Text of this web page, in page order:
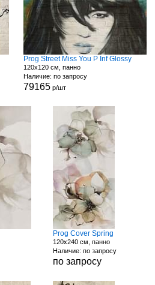
Prog Street Miss You P Inf Glossy
120x120 см, панно
Наличие: по запросу
79165 р/шт
Prog Cover Spring
120x240 см, панно
Наличие: по запросу
по запросу